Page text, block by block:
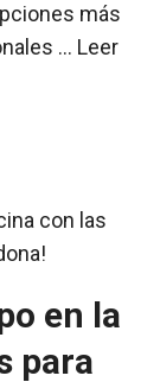
más
… Leer
en la
para